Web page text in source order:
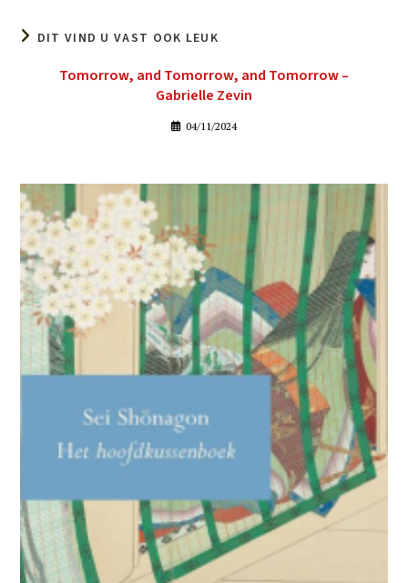
DIT VIND U VAST OOK LEUK
Tomorrow, and Tomorrow, and Tomorrow –
Gabrielle Zevin
04/11/2024